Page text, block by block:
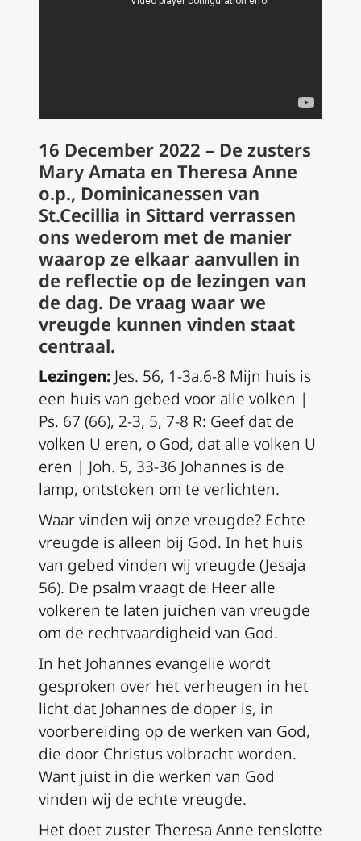
16 December 2022 – De zusters
Mary Amata en Theresa Anne
o.p., Dominicanessen van
St.Cecillia in Sittard verrassen
ons wederom met de manier
waarop ze elkaar aanvullen in
de reflectie op de lezingen van
de dag. De vraag waar we
vreugde kunnen vinden staat
centraal.
Lezingen: Jes. 56, 1-3a.6-8 Mijn huis is
een huis van gebed voor alle volken |
Ps. 67 (66), 2-3, 5, 7-8 R: Geef dat de
volken U eren, o God, dat alle volken U
eren | Joh. 5, 33-36 Johannes is de
lamp, ontstoken om te verlichten.
Waar vinden wij onze vreugde? Echte
vreugde is alleen bij God. In het huis
van gebed vinden wij vreugde (Jesaja
56). De psalm vraagt de Heer alle
volkeren te laten juichen van vreugde
om de rechtvaardigheid van God.
In het Johannes evangelie wordt
gesproken over het verheugen in het
licht dat Johannes de doper is, in
voorbereiding op de werken van God,
die door Christus volbracht worden.
Want juist in die werken van God
vinden wij de echte vreugde.
Het doet zuster Theresa Anne tenslotte